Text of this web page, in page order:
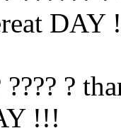
DAY
???? ?
!!!